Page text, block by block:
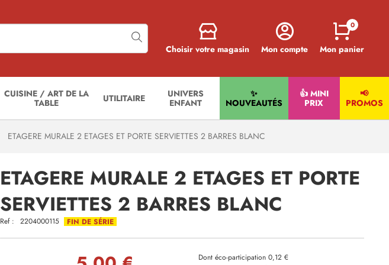
Choisir votre magasin Mon compte Mon panier
0
CUISINE / ART DE LA
TABLE
UTILITAIRE
UNIVERS
ENFANT
✨
NOUVEAUTÉS
👍 MINI
PRIX
📢
PROMOS
ETAGERE MURALE 2 ETAGES ET PORTE SERVIETTES 2 BARRES BLANC
ETAGERE MURALE 2 ETAGES ET PORTE
SERVIETTES 2 BARRES BLANC
Ref : 2204000115 FIN DE SÉRIE
Dont éco-participation 0,12 €